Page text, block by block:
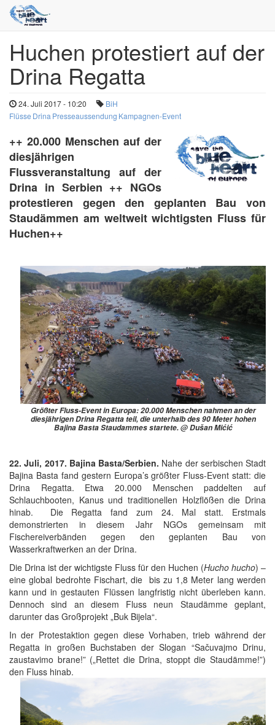
Direkt
zum
Inhalt
Huchen protestiert auf der
Drina Regatta
24. Juli 2017 - 10:20
BiH
Flüsse Drina Presseaussendung Kampagnen-Event
++ 20.000 Menschen auf der
diesjährigen
Flussveranstaltung auf der
Drina in Serbien ++ NGOs
protestieren gegen den geplanten Bau von
Staudämmen am weltweit wichtigsten Fluss für
Huchen++
Größter Fluss-Event in Europa: 20.000 Menschen nahmen an der
diesjährigen Drina Regatta teil, die unterhalb des 90 Meter hohen
Bajina Basta Staudammes startete. @ Dušan Mićić
22. Juli, 2017. Bajina Basta/Serbien. Nahe der serbischen Stadt
Bajina Basta fand gestern Europa’s größter Fluss-Event statt: die
Drina Regatta. Etwa 20.000 Menschen paddelten auf
Schlauchbooten, Kanus und traditionellen Holzflößen die Drina
hinab. Die Regatta fand zum 24. Mal statt. Erstmals
demonstrierten in diesem Jahr NGOs gemeinsam mit
Fischereiverbänden gegen den geplanten Bau von
Wasserkraftwerken an der Drina.
Die Drina ist der wichtigste Fluss für den Huchen (Hucho hucho) –
eine global bedrohte Fischart, die bis zu 1,8 Meter lang werden
kann und in gestauten Flüssen langfristig nicht überleben kann.
Dennoch sind an diesem Fluss neun Staudämme geplant,
darunter das Großprojekt „Buk Bijela“.
In der Protestaktion gegen diese Vorhaben, trieb während der
Regatta in großen Buchstaben der Slogan “Sačuvajmo Drinu,
zaustavimo brane!” („Rettet die Drina, stoppt die Staudämme!”)
den Fluss hinab.